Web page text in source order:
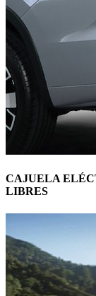
CAJUELA
LIBRES